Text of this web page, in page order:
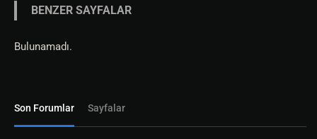
BENZER SAYFALAR
Bulunamadı.
Son Forumlar Sayfalar